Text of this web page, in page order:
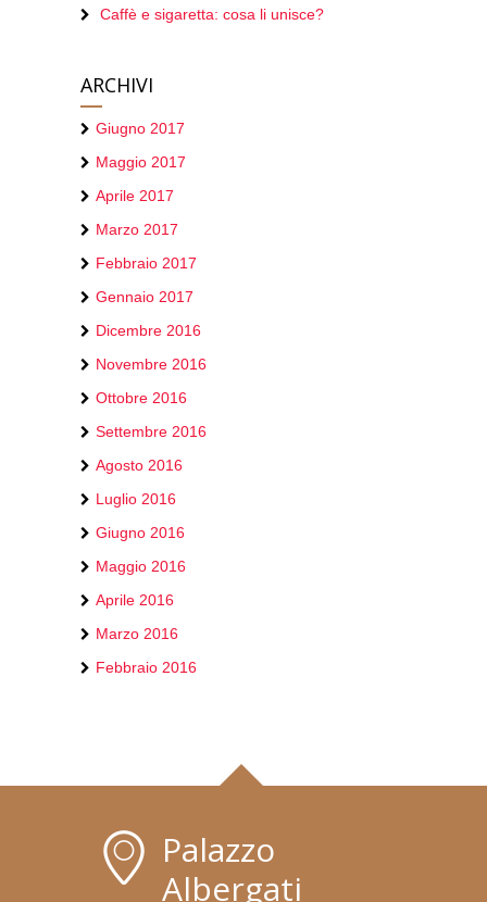
Caffè e sigaretta: cosa li unisce?
ARCHIVI
Giugno 2017
Maggio 2017
Aprile 2017
Marzo 2017
Febbraio 2017
Gennaio 2017
Dicembre 2016
Novembre 2016
Ottobre 2016
Settembre 2016
Agosto 2016
Luglio 2016
Giugno 2016
Maggio 2016
Aprile 2016
Marzo 2016
Febbraio 2016
Palazzo
Albergati